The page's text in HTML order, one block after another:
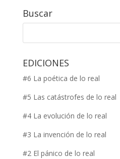
Buscar
EDICIONES
#6 La poética de lo real
#5 Las catástrofes de lo real
#4 La evolución de lo real
#3 La invención de lo real
#2 El pánico de lo real